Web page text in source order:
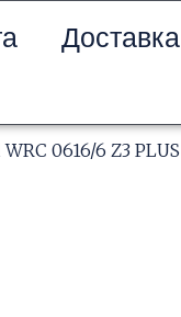
Доставка
0616/6 Z3 PLUS